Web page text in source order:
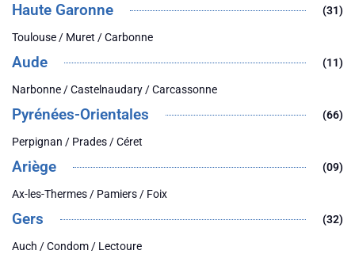
Haute Garonne (31)
Toulouse / Muret / Carbonne
Aude (11)
Narbonne / Castelnaudary / Carcassonne
Pyrénées-Orientales (66)
Perpignan / Prades / Céret
Ariège (09)
Ax-les-Thermes / Pamiers / Foix
Gers (32)
Auch / Condom / Lectoure